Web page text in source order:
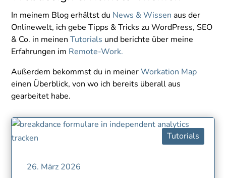
In meinem Blog erhältst du News & Wissen aus der
Onlinewelt, ich gebe Tipps & Tricks zu WordPress, SEO
& Co. in meinenTutorials und berichte über meine
Erfahrungen im Remote-Work.
Außerdem bekommst du in meinerWorkation Map
einen Überblick, von wo ich bereits überall aus
gearbeitet habe.
Tutorials
26. März 2026